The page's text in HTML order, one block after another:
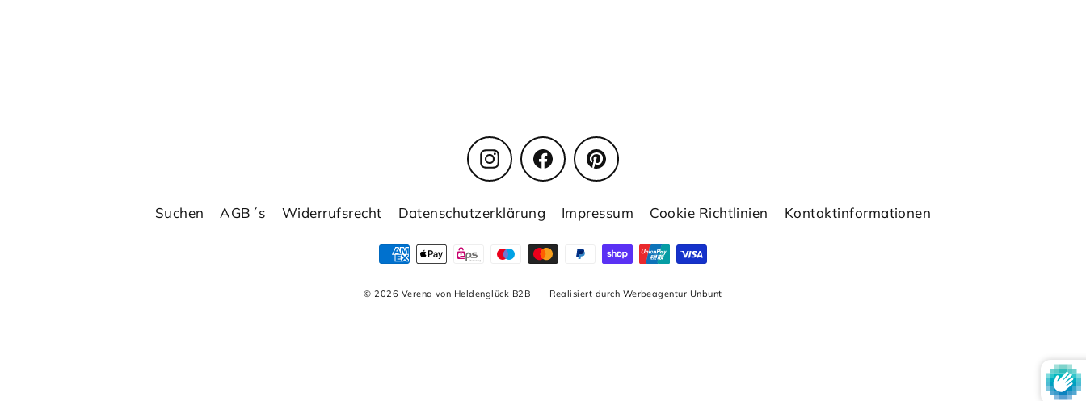
InstagramFacebookPinterest
Suchen AGB´s Widerrufsrecht Datenschutzerklärung Impressum Cookie Richtlinien Kontaktinformationen
© 2026 Verena von Heldenglück B2B Realisiert durch Werbeagentur Unbunt